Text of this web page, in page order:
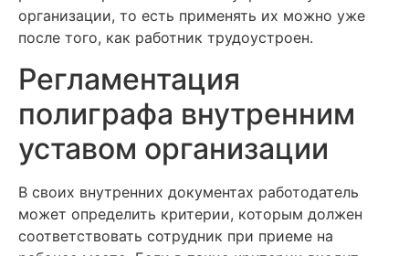
организации, то есть применять их можно уже
после того, как работник трудоустроен.
Регламентация
полиграфа внутренним
уставом организации
В своих внутренних документах работодатель
может определить критерии, которым должен
соответствовать сотрудник при приеме на